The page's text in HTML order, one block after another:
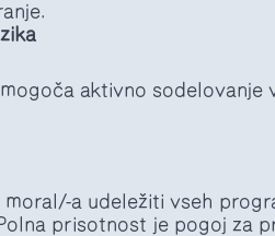
aktivno sodelovanje
moral/-a udeležiti vseh
prisotnost je pogoj za